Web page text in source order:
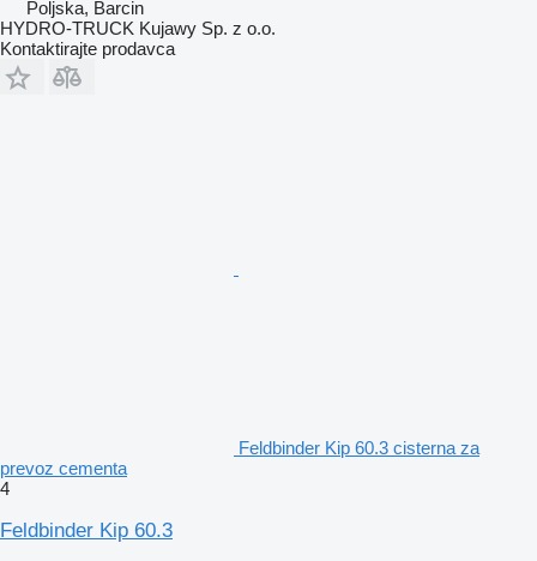
Poljska, Barcin
HYDRO-TRUCK Kujawy Sp. z o.o.
Kontaktirajte prodavca
Feldbinder Kip 60.3 cisterna za
prevoz cementa
4
Feldbinder Kip 60.3